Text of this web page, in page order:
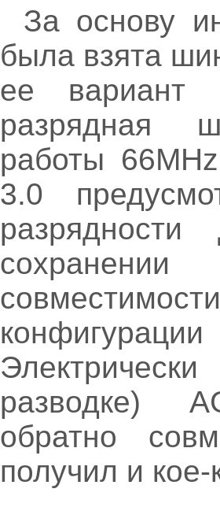
За основу
была взята
ее
разрядная
работы
3.0
разводке)
обратно
получил и